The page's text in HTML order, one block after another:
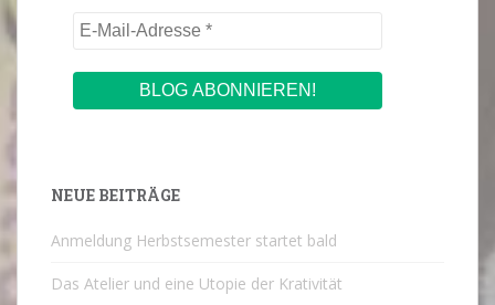
NEUE BEITRÄGE
Anmeldung Herbstsemester startet bald
Das Atelier und eine Utopie der Krativität